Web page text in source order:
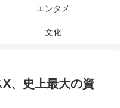
エンタメ
文化
、史上最大の資